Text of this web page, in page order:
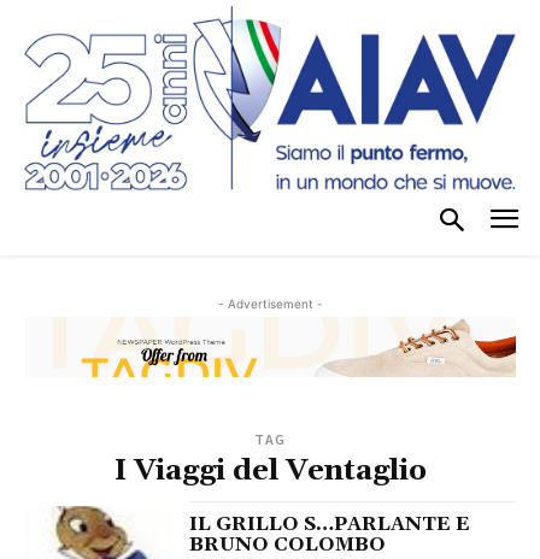
- Advertisement -
TAG
I Viaggi del Ventaglio
IL GRILLO S…PARLANTE E
BRUNO COLOMBO